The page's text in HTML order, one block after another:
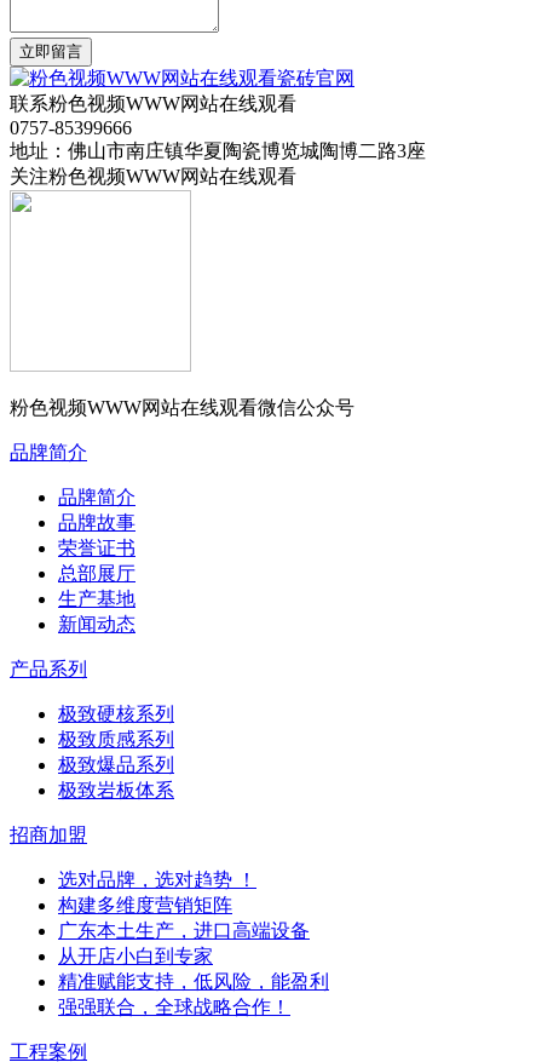
立即留言
联系粉色视频WWW网站在线观看
0757-85399666
地址：佛山市南庄镇华夏陶瓷博览城陶博二路3座
关注粉色视频WWW网站在线观看
粉色视频WWW网站在线观看微信公众号
品牌简介
品牌简介
品牌故事
荣誉证书
总部展厅
生产基地
新闻动态
产品系列
极致硬核系列
极致质感系列
极致爆品系列
极致岩板体系
招商加盟
选对品牌，选对趋势 ！
构建多维度营销矩阵
广东本土生产，进口高端设备
从开店小白到专家
精准赋能支持，低风险，能盈利
强强联合，全球战略合作！
工程案例